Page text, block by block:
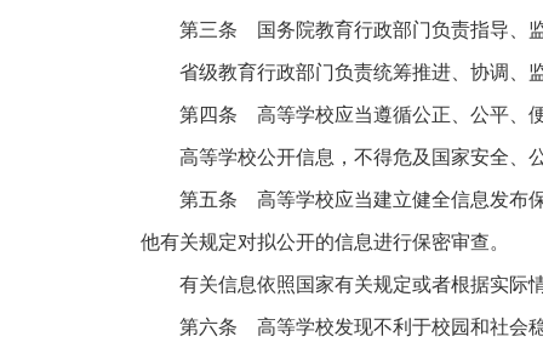
第三条 国务院教育行政部门负责指导、监
省级教育行政部门负责统筹推进、协调、
第四条 高等学校应当遵循公正、公平、便
高等学校公开信息，不得危及国家安全、
第五条 高等学校应当建立健全信息发布保
他有关规定对拟公开的信息进行保密审查。
有关信息依照国家有关规定或者根据实际情
第六条 高等学校发现不利于校园和社会稳